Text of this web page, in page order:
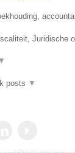
Juridische
▼
posts ▼